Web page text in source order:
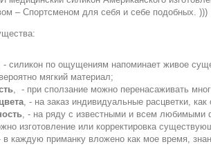
– Спортсменом для себя и себе подобных. )))
- силикон по ощущениям напоминает живое
мягкий материал;
, - при сползание можно перенасаживать
, - на заказ индивидуальные расцветки,
, - на ряду с известными и всем любимыми
изготовление или корректировка
в каждую приманку вложено как мое время,